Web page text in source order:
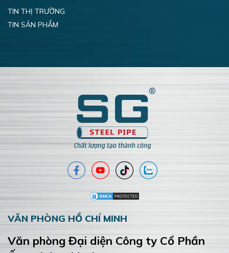
TIN THỊ TRƯỜNG
TIN SẢN PHẨM
NHÀ MÁY SẢN XUẤT
Công ty Cổ Phần Ống Thép Sài